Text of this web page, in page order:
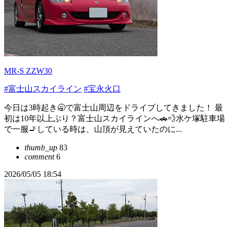
MR-S ZZW30
#富士山スカイライン #宝永火口
今日は3時起き🥱で富士山周辺をドライブしてきました！ 最
初は10年以上ぶり？富士山スカイラインへ🚗💨水ケ塚駐車場
で一服🚬している時は、山頂が見えていたのに...
thumb_up 83
comment6
2026/05/05 18:54